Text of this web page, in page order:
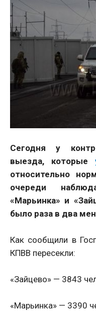
Сегодня у
выезда, которые
относительно
очереди
«Марьинка» и
было раза в два
Как сообщили в
КПВВ пересекли:
«Зайцево» — 3843
«Марьинка» — 3390